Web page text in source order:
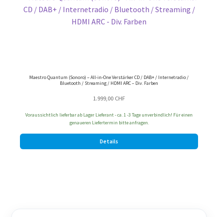
Maestro Quantum (Sonoro) – All-in-One Verstärker CD / DAB+ / Internetradio /
Bluetooth / Streaming / HDMI ARC – Div. Farben
1.999,00 CHF
Voraussichtlich lieferbar ab Lager Lieferant - ca. 1 -3 Tage unverbindlich! Für einen
genaueren Liefertermin bitte anfragen.
Details
Produkt
Optionen
der